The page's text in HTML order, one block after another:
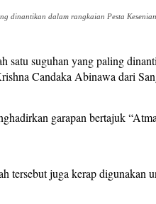
dinantikan dalam rangkaian Pesta
satu suguhan yang paling
Candaka Abinawa dari
garapan bertajuk
juga kerap digunakan